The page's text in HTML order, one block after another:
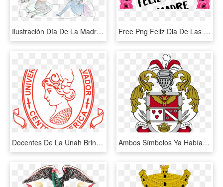
Ilustración Día De La Madre - Dia De La Madre Ilustracion, HD Png Download Free Png Feliz Dia De Las Madres Png Images Transparent - Feliz Dia De La Madre Arco, Png Download
Docentes De La Unah Brindarán Conferencias En La Universidad - Logos De La Ues Png, Transparent Png Ambos Símbolos Ya Habían Sido Utilizados Y Reconocidos - Escudo De La Ciudad De Ibarra, HD Png Download